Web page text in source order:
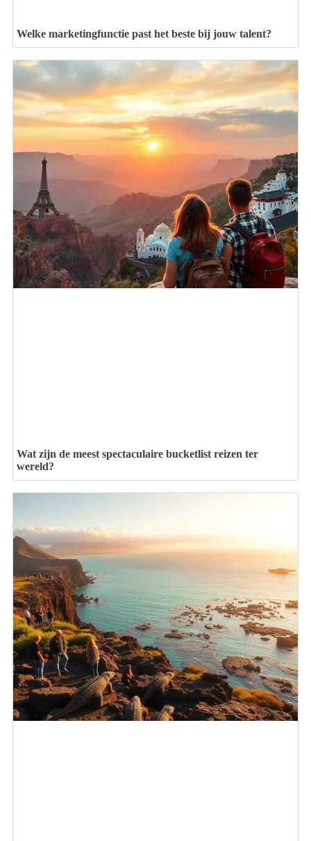
Welke marketingfunctie past het beste bij jouw talent?
Wat zijn de meest spectaculaire bucketlist reizen ter
wereld?